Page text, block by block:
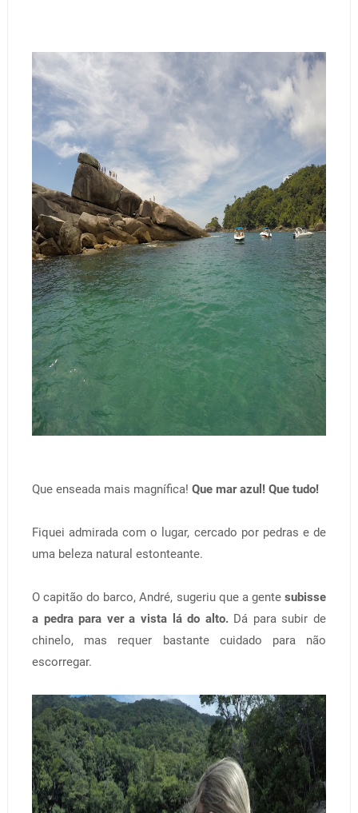
Que enseada mais magnífica! Que mar azul! Que tudo!
Fiquei admirada com o lugar, cercado por pedras e de
uma beleza natural estonteante.
O capitão do barco, André, sugeriu que a gentesubisse
a pedra para ver a vista lá do alto. Dá para subir de
chinelo, mas requer bastante cuidado para não
escorregar.